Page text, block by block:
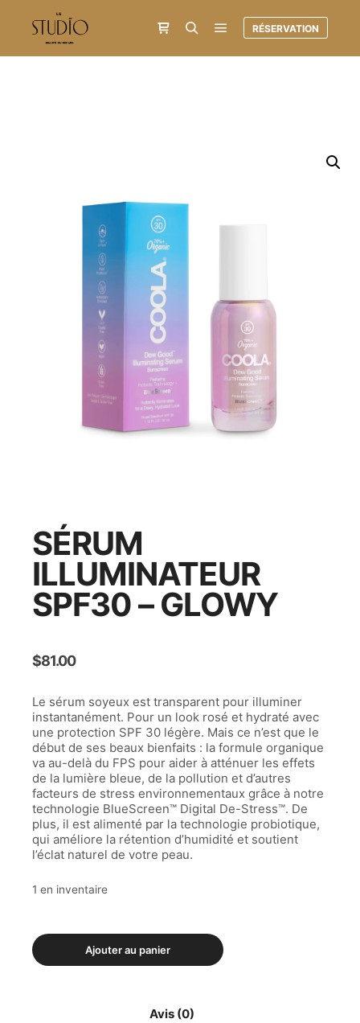
RÉSERVATION
SÉRUM
ILLUMINATEUR
SPF30 – GLOWY
$81.00
Le sérum soyeux est transparent pour illuminer
instantanément. Pour un look rosé et hydraté avec
une protection SPF 30 légère. Mais ce n’est que le
début de ses beaux bienfaits : la formule organique
va au-delà du FPS pour aider à atténuer les effets
de la lumière bleue, de la pollution et d’autres
facteurs de stress environnementaux grâce à notre
technologie BlueScreen™ Digital De-Stress™. De
plus, il est alimenté par la technologie probiotique,
qui améliore la rétention d’humidité et soutient
l’éclat naturel de votre peau.
1 en inventaire
Ajouter au panier
Avis (0)